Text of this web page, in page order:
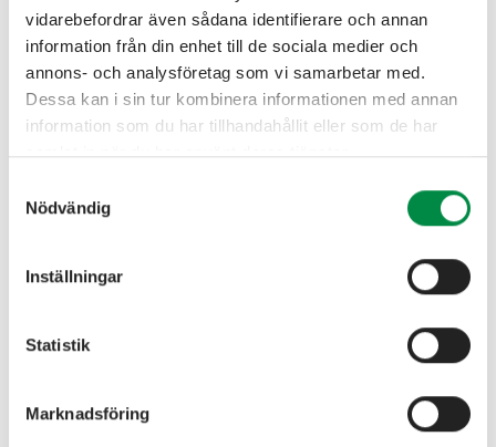
vidarebefordrar även sådana identifierare och annan
information från din enhet till de sociala medier och
annons- och analysföretag som vi samarbetar med.
Dessa kan i sin tur kombinera informationen med annan
information som du har tillhandahållit eller som de har
samlat in när du har använt deras tjänster.
Nödvändig
Inställningar
Statistik
Marknadsföring
Kanaler som ingår i paketet